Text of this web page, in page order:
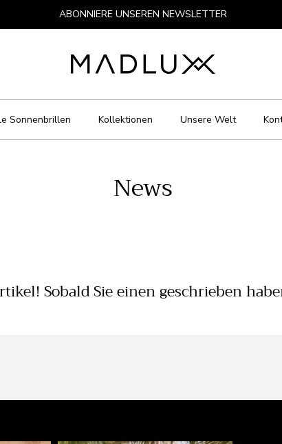
ABONNIERE UNSEREN NEWSLETTER
Sonnenbrillen Kollektionen Unsere Welt
News
Sobald Sie einen geschrieben